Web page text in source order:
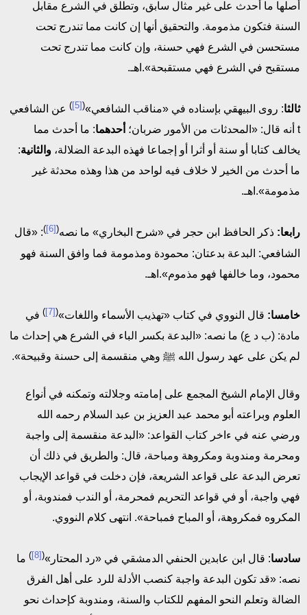
أصلها ما أحدث على غير مثال سابق، وتطلق في الشرع مقابل
السنة فتكون مذمومة. والتحقيق أنها إن كانت مما تندرج تحت
مستحسن في الشرع فهي حسنة، وإن كانت مما تندرج تحت
مستقبح في الشرع فهي مستقبحة».اهـ.
ثالثا: روى البيهقي بإسناده في «مناقب الشافعي»(
[5]
) عن الشافعي
t أنه قال: «المحدثات من الأمور ضربان؛
أحدهما: ما أحدث مما
يخالف كتابا أو سنة أو أثرا أو إجماعا فهذه البدعة الضلالة، والثانية:
ما أحدث من الخير لا خلاف فيه لواحد من هذا وهذه محدثة غير
مذمومة».اهـ.
رابعا: ذكر الحافظ ابن حجر في «شرح البخاري» ما نصه(
[6]
): «قال
الشافعي: البدعة بدعتان: محمودة ومذمومة فما وافق السنة فهو
محمود، وما خالفها فهو مذموم».اهـ.
خامسا: قال النووي في كتاب «تهذيب الأسماء واللغات»(
[7]
) في
مادة: (ب د ع) ما نصه: «البدعة بكسر الباء في الشرع هي إحداث ما
لم يكن على عهد رسول الله ﷺ وهي منقسمة إلى حسنة وقبيحة».
وقال الإمام الشيخ المجمع على إمامته وجلالته وتمكنه في أنواع
العلوم وبراعته أبو محمد عبد العزيز بن عبد السلام رحمه الله
ورضي عنه في ءاخر كتاب القواعد: «البدعة منقسمة إلى واجبة
ومحرمة ومندوبة ومكروهة ومباحة، قال: والطريق في ذلك أن
تعرض البدعة على قواعد الشريعة، فإن دخلت في قواعد الإيجاب
فهي واجبة، أو في قواعد التحريم فمحرمة، أو الندب فمندوبة، أو
المكروه فمكروهة، أو المباح فمباحة». انتهى كلام النووي.
سادسا: قال ابن عابدين الحنفي الدمشقي في «رد المحتار»(
[8]
) ما
نصه: «قد تكون البدعة واجبة كنصب الأدلة للرد على أهل الفرق
الضالة وتعلم النحو المفهم للكتاب والسنة، ومندوبة كإحداث نحو